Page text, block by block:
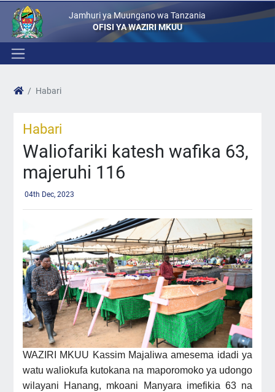
Jamhuri ya Muungano wa Tanzania
OFISI YA WAZIRI MKUU
Habari
Habari
Waliofariki katesh wafika 63,
majeruhi 116
04th Dec, 2023
WAZIRI MKUU Kassim Majaliwa amesema idadi ya
watu waliokufa kutokana na maporomoko ya udongo
wilayani Hanang, mkoani Manyara imefikia 63 na